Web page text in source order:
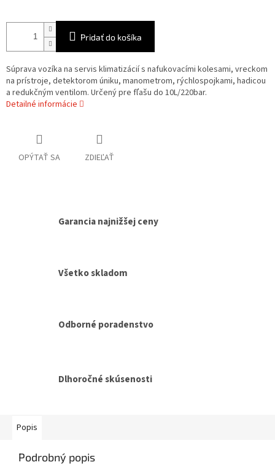
Pridať do košíka
Súprava vozíka na servis klimatizácií s nafukovacími kolesami, vreckom
na prístroje, detektorom úniku, manometrom, rýchlospojkami, hadicou
a redukčným ventilom. Určený pre fľašu do 10L/220bar.
Detailné informácie
OPÝTAŤ SA ZDIEĽAŤ
Garancia najnižšej ceny
Všetko skladom
Odborné poradenstvo
Dlhoročné skúsenosti
Popis
Podrobný popis